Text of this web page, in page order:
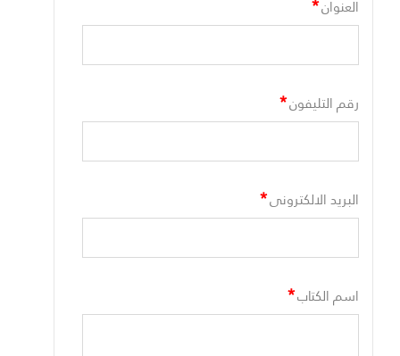
العنوان
رقم التليفون*
البريد الالكترونى*
اسم الكتاب*